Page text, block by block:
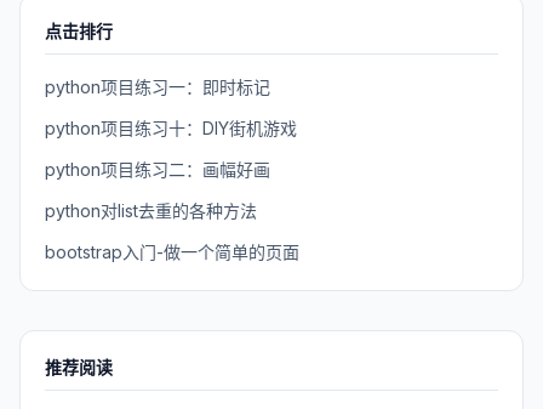
点击排行
python项目练习一：即时标记
python项目练习十：DIY街机游戏
python项目练习二：画幅好画
python对list去重的各种方法
bootstrap入门-做一个简单的页面
推荐阅读